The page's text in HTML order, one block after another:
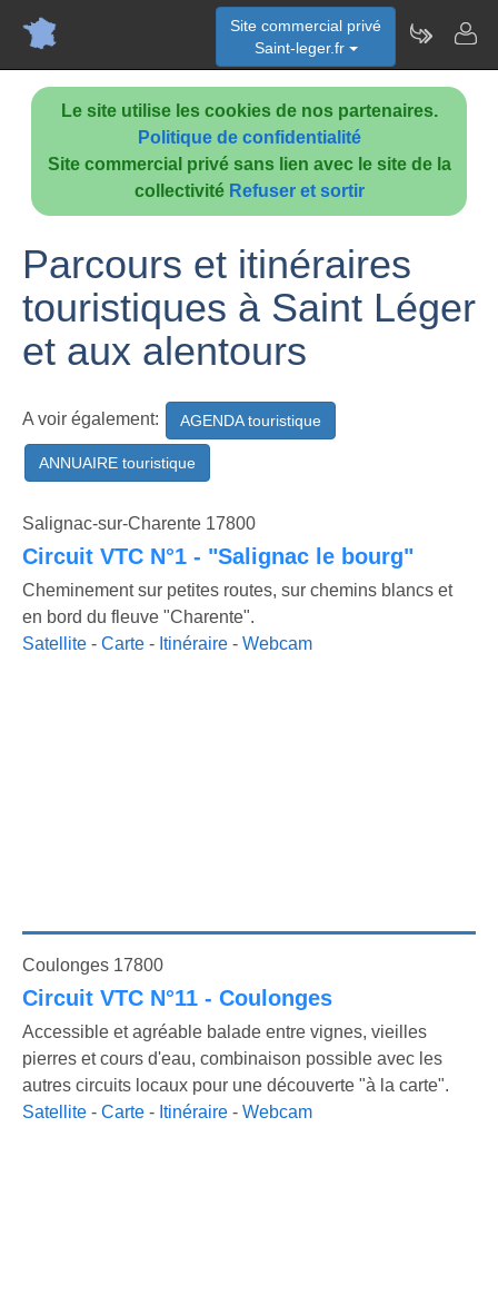
Le site utilise les cookies de nos partenaires.
Politique de confidentialité
Site commercial privé sans lien avec le site de la
collectivité Refuser et sortir
Site commercial privé
Saint-leger.fr
Parcours et itinéraires
touristiques à Saint Léger
et aux alentours
A voir également: AGENDA touristique
ANNUAIRE touristique
Salignac-sur-Charente 17800
Circuit VTC N°1 - "Salignac le bourg"
Cheminement sur petites routes, sur chemins blancs et
en bord du fleuve "Charente".
Satellite - Carte - Itinéraire - Webcam
Coulonges 17800
Circuit VTC N°11 - Coulonges
Accessible et agréable balade entre vignes, vieilles
pierres et cours d'eau, combinaison possible avec les
autres circuits locaux pour une découverte "à la carte".
Satellite - Carte - Itinéraire - Webcam